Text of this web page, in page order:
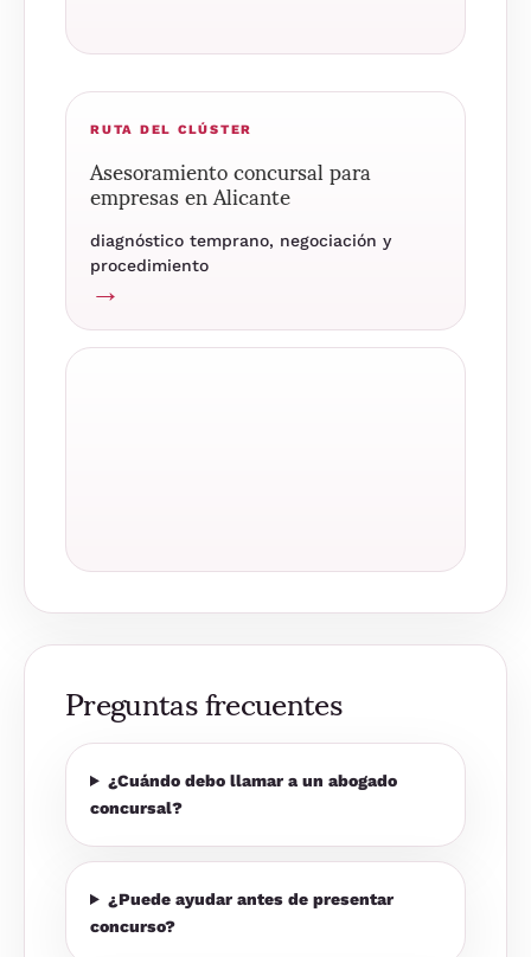
RUTA DEL CLÚSTER
Asesoramiento concursal para
empresas en Alicante
diagnóstico temprano, negociación y
procedimiento
→
Preguntas frecuentes
¿Cuándo debo llamar a un abogado
concursal?
¿Puede ayudar antes de presentar
concurso?